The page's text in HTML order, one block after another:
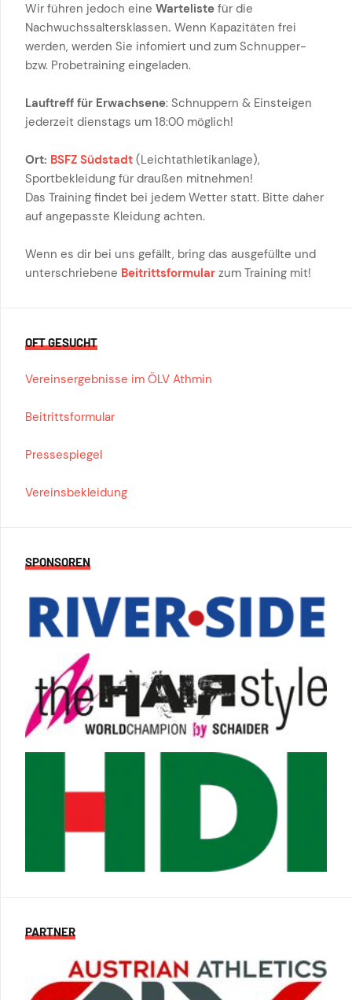
Wir führen jedoch eine Warteliste für die
Nachwuchssaltersklassen. Wenn Kapazitäten frei
werden, werden Sie infomiert und zum Schnupper-
bzw. Probetraining eingeladen.
Lauftreff für Erwachsene: Schnuppern & Einsteigen
jederzeit dienstags um 18:00 möglich!
Ort: BSFZ Südstadt (Leichtathletikanlage),
Sportbekleidung für draußen mitnehmen!
Das Training findet bei jedem Wetter statt. Bitte daher
auf angepasste Kleidung achten.
Wenn es dir bei uns gefällt, bring das ausgefüllte und
unterschriebene Beitrittsformular zum Training mit!
OFT GESUCHT
Vereinsergebnisse im ÖLV Athmin
Beitrittsformular
Pressespiegel
Vereinsbekleidung
SPONSOREN
PARTNER